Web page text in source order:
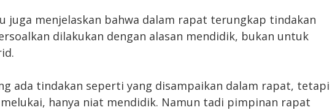
juga menjelaskan bahwa dalam rapat terungkap tindakan
dilakukan dengan alasan mendidik, bukan untuk
ada tindakan seperti yang disampaikan dalam rapat, tetapi
hanya niat mendidik. Namun tadi pimpinan rapat